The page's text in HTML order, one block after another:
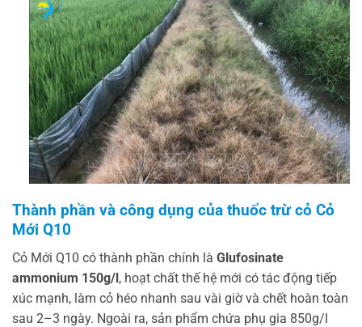
Thành phần và công dụng của thuốc trừ cỏ Cỏ
Mới Q10
Cỏ Mới Q10 có thành phần chính là Glufosinate
ammonium 150g/l, hoạt chất thế hệ mới có tác động tiếp
xúc mạnh, làm cỏ héo nhanh sau vài giờ và chết hoàn toàn
sau 2–3 ngày. Ngoài ra, sản phẩm chứa phụ gia 850g/l